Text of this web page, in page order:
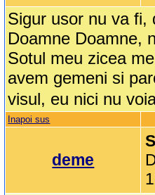
Sigur usor nu va fi,
Doamne Doamne,
Sotul meu zicea
avem gemeni si
visul, eu nici nu
Inapoi sus
deme